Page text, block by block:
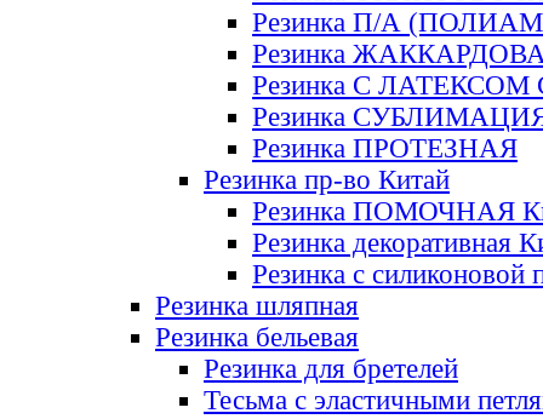
Резинка П/А
Резинка
Резинка С ЛАТЕКСОМ
Резинка
Резинка ПРОТЕЗНАЯ
Резинка пр-во Китай
Резинка ПОМОЧНАЯ
Резинка декоративная
Резинка с силиконовой
Резинка шляпная
Резинка бельевая
Резинка для бретелей
Тесьма с эластичными